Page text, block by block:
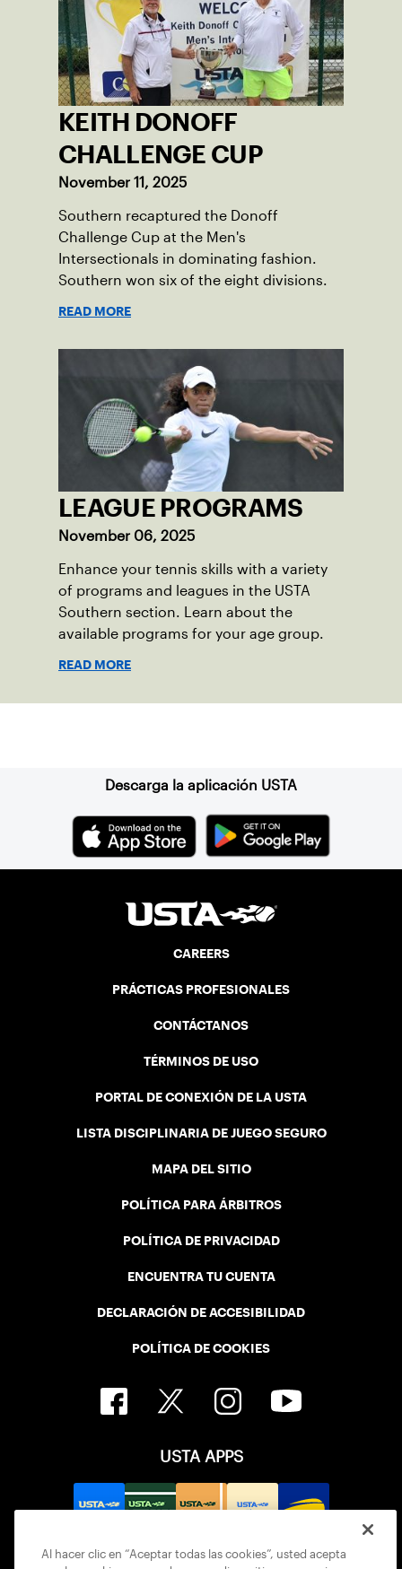
KEITH DONOFF
CHALLENGE CUP
November 11, 2025
Southern recaptured the Donoff
Challenge Cup at the Men's
Intersectionals in dominating fashion.
Southern won six of the eight divisions.
READ MORE
LEAGUE PROGRAMS
November 06, 2025
Enhance your tennis skills with a variety
of programs and leagues in the USTA
Southern section. Learn about the
available programs for your age group.
READ MORE
Descarga la aplicación USTA
CAREERS
PRÁCTICAS PROFESIONALES
CONTÁCTANOS
TÉRMINOS DE USO
PORTAL DE CONEXIÓN DE LA USTA
LISTA DISCIPLINARIA DE JUEGO SEGURO
MAPA DEL SITIO
POLÍTICA PARA ÁRBITROS
POLÍTICA DE PRIVACIDAD
ENCUENTRA TU CUENTA
DECLARACIÓN DE ACCESIBILIDAD
POLÍTICA DE COOKIES
USTA APPS
Al hacer clic en “Aceptar todas las cookies”, usted acepta